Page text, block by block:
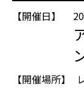
【開催日】
【開催場所】